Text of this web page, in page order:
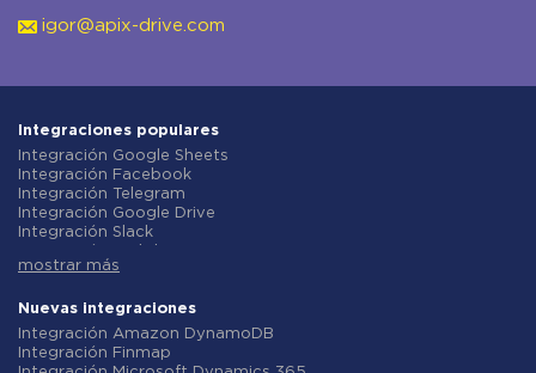
igor@apix-drive.com
Integraciones populares
Integración Google Sheets
Integración Facebook
Integración Telegram
Integración Google Drive
Integración Slack
Integración Gmail
Integración ClickUp
Integración Airtable
Integración Google Contacts
Integración OpenAI (ChatGPT)
mostrar más
Nuevas integraciones
Integración Amazon DynamoDB
Integración Finmap